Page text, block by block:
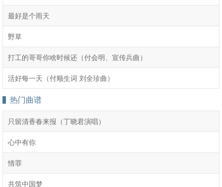
最好是个雨天
野草
打工的哥哥你啥时候还（付会明、宣传兵曲）
​活好每一天（付顺生词 刘全珍曲）
热门曲谱
只留清香春来报（丁晓君演唱）
心中有你
情罪
共筑中国梦